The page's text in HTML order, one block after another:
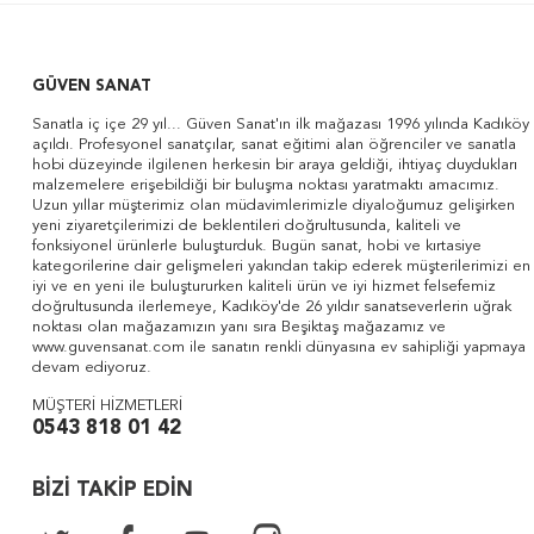
GÜVEN SANAT
Sanatla iç içe 29 yıl... Güven Sanat'ın ilk mağazası 1996 yılında Kadıköy
açıldı. Profesyonel sanatçılar, sanat eğitimi alan öğrenciler ve sanatla
hobi düzeyinde ilgilenen herkesin bir araya geldiği, ihtiyaç duydukları
malzemelere erişebildiği bir buluşma noktası yaratmaktı amacımız.
Uzun yıllar müşterimiz olan müdavimlerimizle diyaloğumuz gelişirken
yeni ziyaretçilerimizi de beklentileri doğrultusunda, kaliteli ve
fonksiyonel ürünlerle buluşturduk. Bugün sanat, hobi ve kırtasiye
kategorilerine dair gelişmeleri yakından takip ederek müşterilerimizi en
iyi ve en yeni ile buluştururken kaliteli ürün ve iyi hizmet felsefemiz
doğrultusunda ilerlemeye, Kadıköy'de 26 yıldır sanatseverlerin uğrak
noktası olan mağazamızın yanı sıra Beşiktaş mağazamız ve
www.guvensanat.com ile sanatın renkli dünyasına ev sahipliği yapmaya
devam ediyoruz.
MÜŞTERİ HİZMETLERİ
0543 818 01 42
BİZİ TAKİP EDİN